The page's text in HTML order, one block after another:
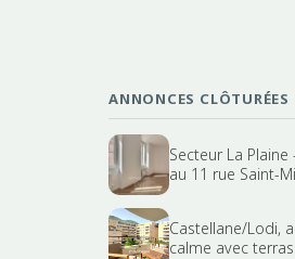
ANNONCES CLÔTURÉES
Secteur La
au 11 rue Saint-
Castellane/Lodi,
calme avec